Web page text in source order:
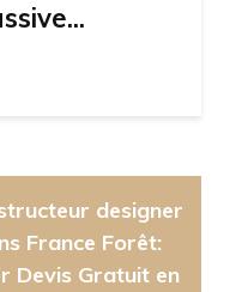
designer
France Forêt:
Devis Gratuit en